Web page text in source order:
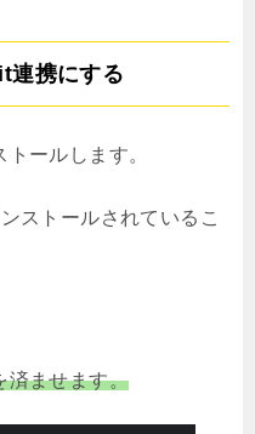
携にする
ールします。
ストールされているこ
済ませます。